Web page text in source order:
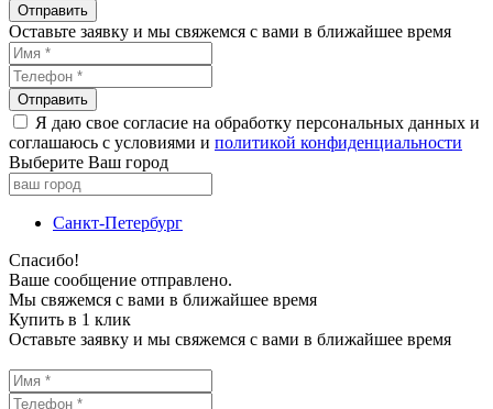
Оставьте заявку и мы свяжемся с вами в ближайшее время
Я даю свое согласие на обработку персональных данных и
соглашаюсь с условиями и политикой конфиденциальности
Выберите Ваш город
Санкт-Петербург
Спасибо!
Ваше сообщение отправлено.
Мы свяжемся с вами в ближайшее время
Купить в 1 клик
Оставьте заявку и мы свяжемся с вами в ближайшее время